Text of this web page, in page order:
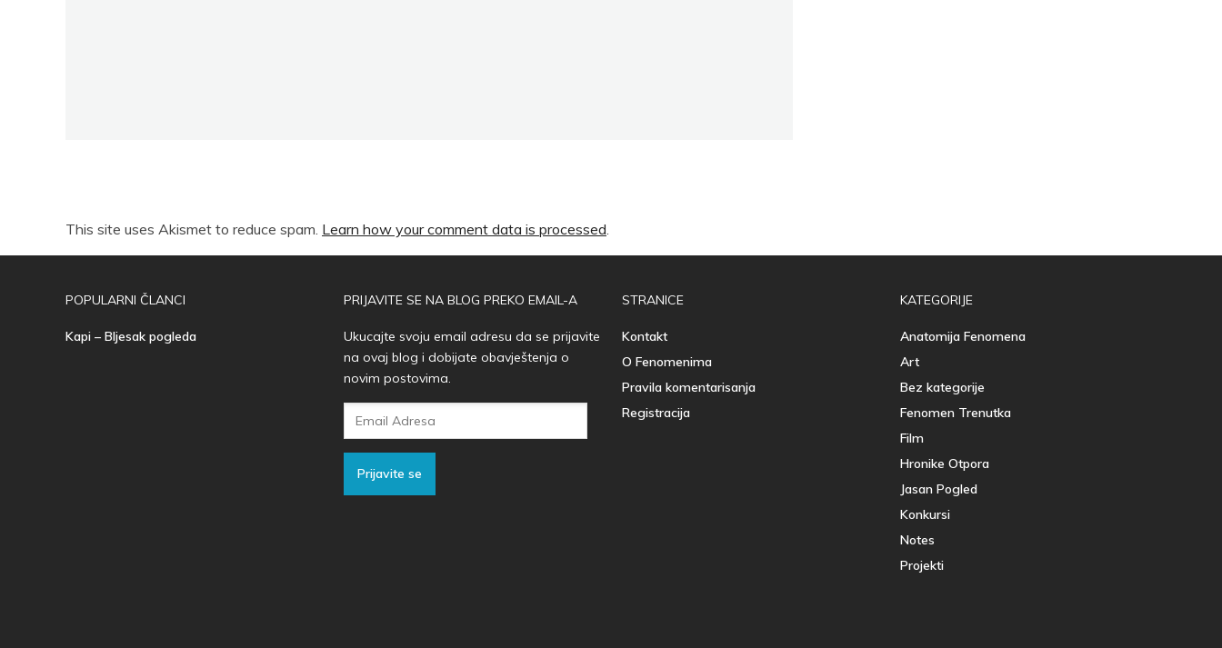
This site uses Akismet to reduce spam. Learn how your comment data is processed.
POPULARNI ČLANCI
Kapi – Bljesak pogleda
PRIJAVITE SE NA BLOG PREKO EMAIL-A
Ukucajte svoju email adresu da se prijavite
na ovaj blog i dobijate obavještenja o
novim postovima.
Prijavite se
STRANICE
Kontakt
O Fenomenima
Pravila komentarisanja
Registracija
KATEGORIJE
Anatomija Fenomena
Art
Bez kategorije
Fenomen Trenutka
Film
Hronike Otpora
Jasan Pogled
Konkursi
Notes
Projekti